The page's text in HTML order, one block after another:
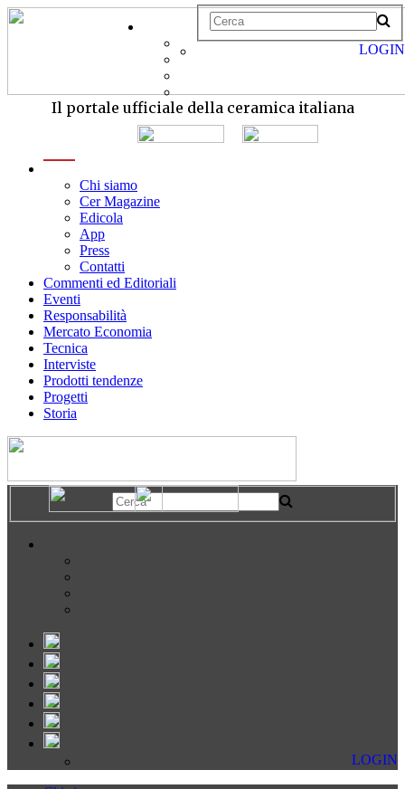
Il portale ufficiale della ceramica italiana
Chi siamo
Cer Magazine
Edicola
App
Press
Contatti
Commenti ed Editoriali
Eventi
Responsabilità
Mercato Economia
Tecnica
Interviste
Prodotti tendenze
Progetti
Storia
LOGIN
LOGIN